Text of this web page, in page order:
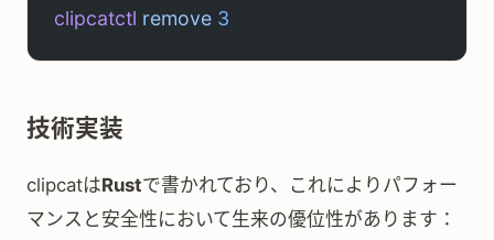
clipcatctl remove 3
技術実装
clipcatはRustで書かれており、これによりパフォー
マンスと安全性において生来の優位性があります：